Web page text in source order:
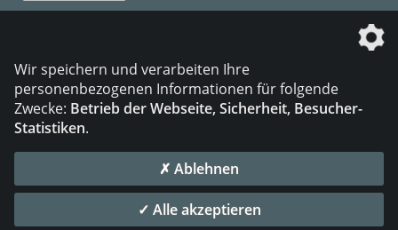
Die DVS Media GmbH ist ein Unternehmen der
© 2026 DVS Media GmbH
Datenschutzeinstellungen
Wir speichern und verarbeiten Ihre
personenbezogenen Informationen für folgende
Zwecke: Betrieb der Webseite, Sicherheit, Besucher-
Statistiken.
✗ Ablehnen
✓ Alle akzeptieren